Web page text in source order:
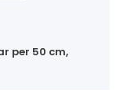
per 50 cm,